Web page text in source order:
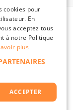
cookies pour
En
acceptez tous
à notre Politique
plus
ACCEPTER